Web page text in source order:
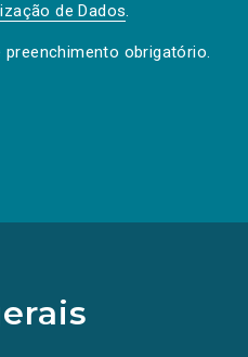
de Dados.
obrigatório.